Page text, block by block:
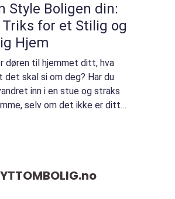
Style Boligen din:
for et Stilig og
Hjem
døren til hjemmet ditt, hva
det skal si om deg? Har du
inn i en stue og straks
selv om det ikke er ditt
no